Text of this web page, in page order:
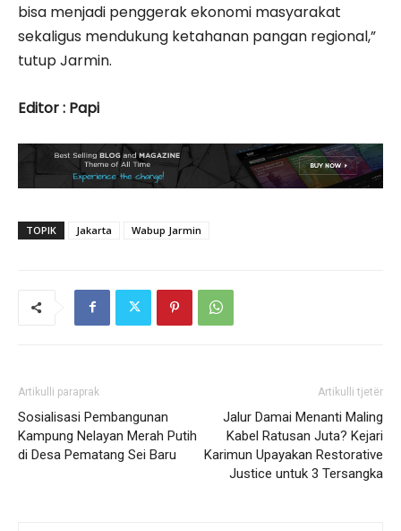
bisa menjadi penggerak ekonomi masyarakat
sekaligus mendukung ketahanan pangan regional,”
tutup Jarmin.
Editor : Papi
TOPIK Jakarta Wabup Jarmin
Artikulli paraprak
Sosialisasi Pembangunan
Kampung Nelayan Merah Putih
di Desa Pematang Sei Baru
Artikulli tjetër
Jalur Damai Menanti Maling
Kabel Ratusan Juta? Kejari
Karimun Upayakan Restorative
Justice untuk 3 Tersangka